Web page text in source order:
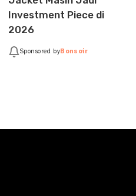
Investment Piece di
2026
Sponsored byBonsoir